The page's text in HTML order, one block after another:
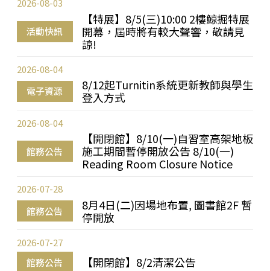
活動快訊
【特展】8/5(三)10:00 2樓鯨掘特展
開幕，屆時將有較大聲響，敬請見
諒!
2026-08-03
電子資源
8/12起Turnitin系統更新教師與學生
登入方式
2026-08-04
館務公告
【開閉館】8/10(一)自習室高架地板
施工期間暫停開放公告 8/10(一)
Reading Room Closure Notice
2026-08-04
館務公告
8月4日(二)因場地布置, 圖書館2F 暫
停開放
2026-07-28
館務公告 【開閉館】8/2清潔公告
2026-07-27